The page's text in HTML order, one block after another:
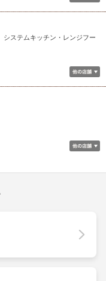
ステムキッチン・レンジフー